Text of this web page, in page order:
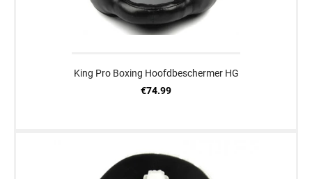
King Pro Boxing Hoofdbeschermer HG
€74.99